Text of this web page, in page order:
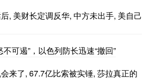
, 美财长定调反华, 中方未出手, 美自己
可遏”，以色列防长迅速“撤回”
来了, 67.7亿比索被实锤, 莎拉真正的